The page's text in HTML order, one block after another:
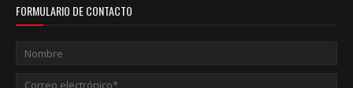
FORMULARIO DE CONTACTO